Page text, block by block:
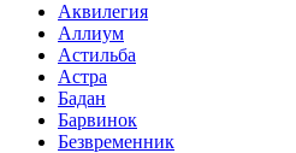
Аквилегия
Аллиум
Астильба
Астра
Бадан
Барвинок
Безвременник